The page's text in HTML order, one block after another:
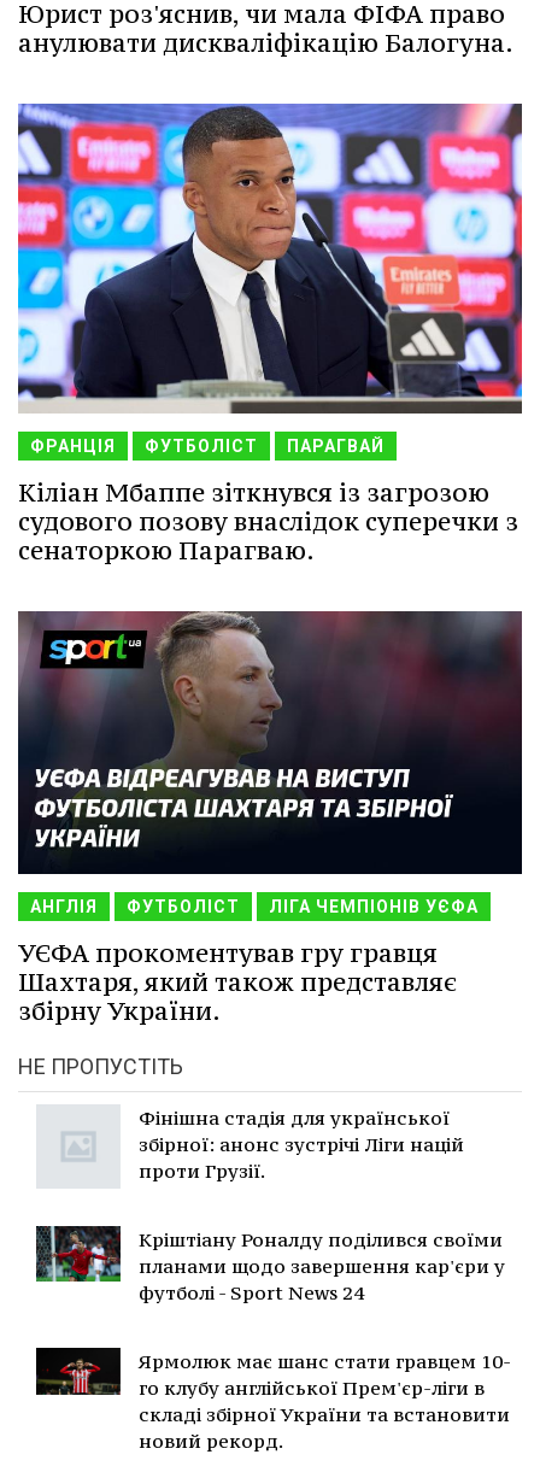
Юрист роз'яснив, чи мала ФІФА право
анулювати дискваліфікацію Балогуна.
ФРАНЦІЯ ФУТБОЛІСТ ПАРАГВАЙ
Кіліан Мбаппе зіткнувся із загрозою
судового позову внаслідок суперечки з
сенаторкою Парагваю.
АНГЛІЯ ФУТБОЛІСТ ЛІГА ЧЕМПІОНІВ УЄФА
УЄФА прокоментував гру гравця
Шахтаря, який також представляє
збірну України.
НЕ ПРОПУСТІТЬ
Фінішна стадія для української
збірної: анонс зустрічі Ліги націй
проти Грузії.
Кріштіану Роналду поділився своїми
планами щодо завершення кар'єри у
футболі - Sport News 24
Ярмолюк має шанс стати гравцем 10-
го клубу англійської Прем'єр-ліги в
складі збірної України та встановити
новий рекорд.